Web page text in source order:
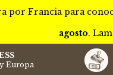
por Francia para
agosto.
Europa